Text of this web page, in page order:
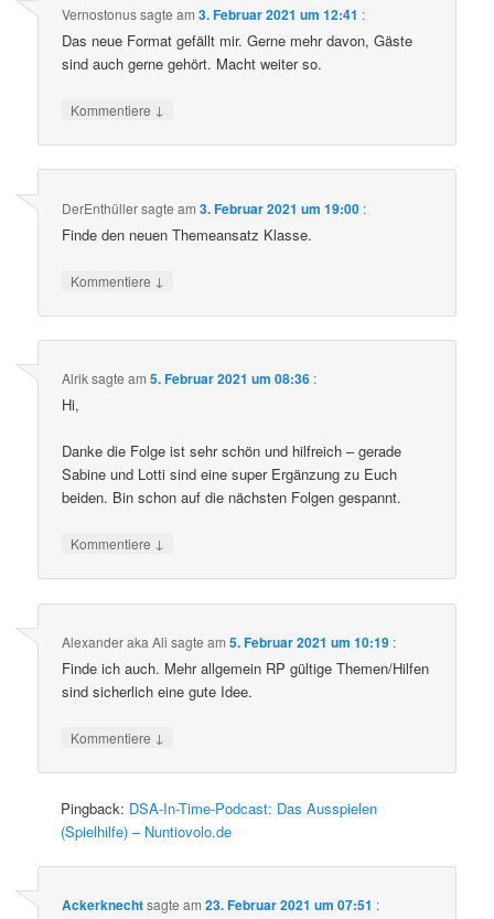
Vernostonussagte am3. Februar 2021 um 12:41 :
Das neue Format gefällt mir. Gerne mehr davon, Gäste
sind auch gerne gehört. Macht weiter so.
Kommentiere ↓
DerEnthüllersagte am3. Februar 2021 um 19:00 :
Finde den neuen Themeansatz Klasse.
Kommentiere ↓
Alriksagte am5. Februar 2021 um 08:36 :
Hi,
Danke die Folge ist sehr schön und hilfreich – gerade
Sabine und Lotti sind eine super Ergänzung zu Euch
beiden. Bin schon auf die nächsten Folgen gespannt.
Kommentiere ↓
Alexander aka Ali sagte am5. Februar 2021 um 10:19 :
Finde ich auch. Mehr allgemein RP gültige Themen/Hilfen
sind sicherlich eine gute Idee.
Kommentiere ↓
Pingback: DSA-In-Time-Podcast: Das Ausspielen
(Spielhilfe) – Nuntiovolo.de
Ackerknechtsagte am23. Februar 2021 um 07:51 :